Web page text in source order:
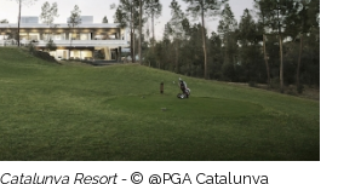
Resort - © @PGA Catalunya